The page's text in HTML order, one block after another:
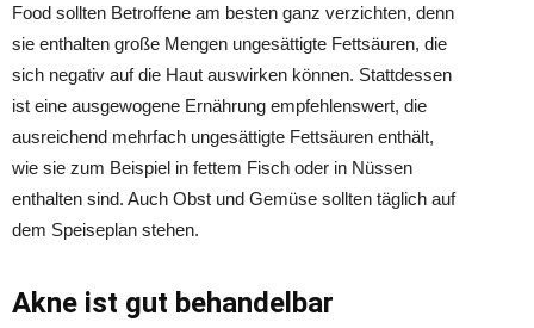
Food sollten Betroffene am besten ganz verzichten, denn
sie enthalten große Mengen ungesättigte Fettsäuren, die
sich negativ auf die Haut auswirken können. Stattdessen
ist eine ausgewogene Ernährung empfehlenswert, die
ausreichend mehrfach ungesättigte Fettsäuren enthält,
wie sie zum Beispiel in fettem Fisch oder in Nüssen
enthalten sind. Auch Obst und Gemüse sollten täglich auf
dem Speiseplan stehen.
Akne ist gut behandelbar